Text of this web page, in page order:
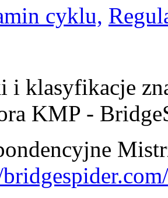
cyklu,
i klasyfikacje
KMP -